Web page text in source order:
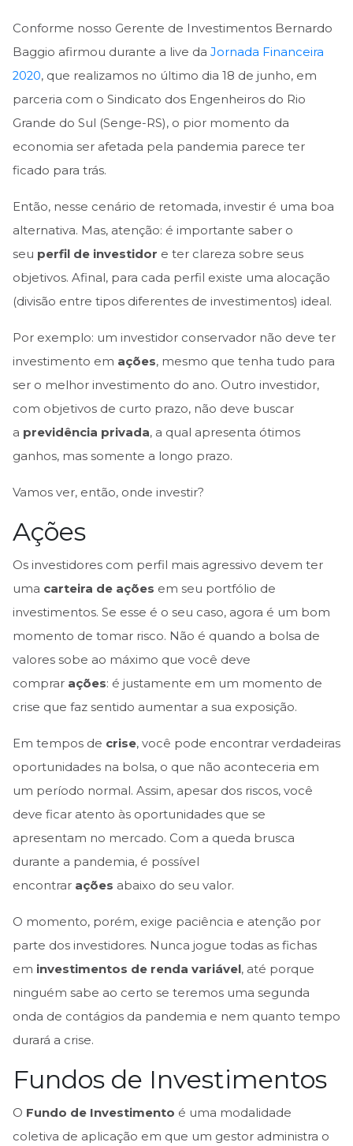
Conforme nosso Gerente de Investimentos Bernardo
Baggio afirmou durante a live da Jornada Financeira
2020, que realizamos no último dia 18 de junho, em
parceria com o Sindicato dos Engenheiros do Rio
Grande do Sul (Senge-RS), o pior momento da
economia ser afetada pela pandemia parece ter
ficado para trás.
Então, nesse cenário de retomada, investir é uma boa
alternativa. Mas, atenção: é importante saber o
seu perfil de investidor e ter clareza sobre seus
objetivos. Afinal, para cada perfil existe uma alocação
(divisão entre tipos diferentes de investimentos) ideal.
Por exemplo: um investidor conservador não deve ter
investimento em ações, mesmo que tenha tudo para
ser o melhor investimento do ano. Outro investidor,
com objetivos de curto prazo, não deve buscar
a previdência privada, a qual apresenta ótimos
ganhos, mas somente a longo prazo.
Vamos ver, então, onde investir?
Ações
Os investidores com perfil mais agressivo devem ter
uma carteira de ações em seu portfólio de
investimentos. Se esse é o seu caso, agora é um bom
momento de tomar risco. Não é quando a bolsa de
valores sobe ao máximo que você deve
comprar ações: é justamente em um momento de
crise que faz sentido aumentar a sua exposição.
Em tempos de crise, você pode encontrar verdadeiras
oportunidades na bolsa, o que não aconteceria em
um período normal. Assim, apesar dos riscos, você
deve ficar atento às oportunidades que se
apresentam no mercado. Com a queda brusca
durante a pandemia, é possível
encontrar ações abaixo do seu valor.
O momento, porém, exige paciência e atenção por
parte dos investidores. Nunca jogue todas as fichas
em investimentos de renda variável, até porque
ninguém sabe ao certo se teremos uma segunda
onda de contágios da pandemia e nem quanto tempo
durará a crise.
Fundos de Investimentos
O Fundo de Investimento é uma modalidade
coletiva de aplicação em que um gestor administra o